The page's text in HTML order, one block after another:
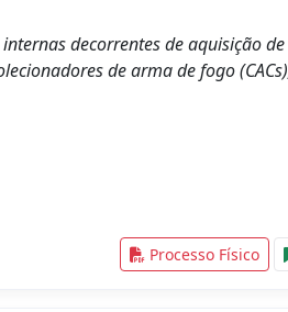
decorrentes de aquisição
de arma de fogo
Processo Físico